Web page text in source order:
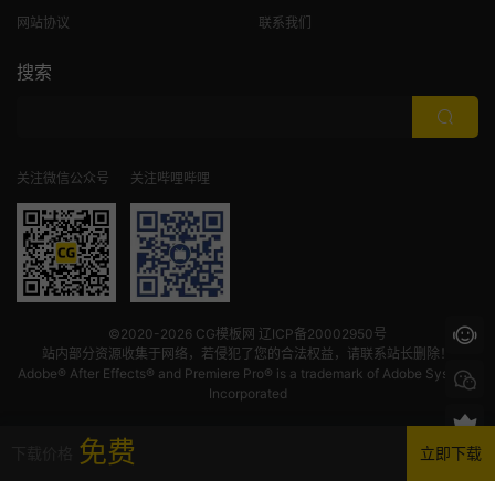
免费 立即下载
网站协议
联系我们
搜索
关注微信公众号 关注哔哩哔哩
©2020-2026 CG模板网 辽ICP备20002950号
站内部分资源收集于网络，若侵犯了您的合法权益，请联系站长删除！
Adobe® After Effects® and Premiere Pro® is a trademark of Adobe Systems
Incorporated
我的